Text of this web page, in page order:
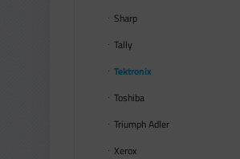
Sharp
Tally
Tektronix
Toshiba
Triumph Adler
Xerox